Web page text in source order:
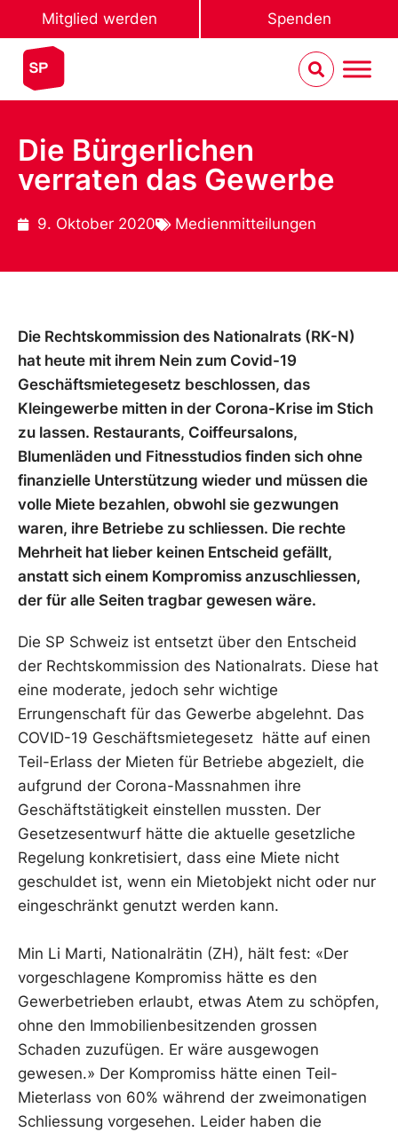
Mitglied werden Spenden
Die Bürgerlichen
verraten das Gewerbe
9. Oktober 2020 Medienmitteilungen
Die Rechtskommission des Nationalrats (RK-N)
hat heute mit ihrem Nein zum Covid-19
Geschäftsmietegesetz beschlossen, das
Kleingewerbe mitten in der Corona-Krise im Stich
zu lassen. Restaurants, Coiffeursalons,
Blumenläden und Fitnesstudios finden sich ohne
finanzielle Unterstützung wieder und müssen die
volle Miete bezahlen, obwohl sie gezwungen
waren, ihre Betriebe zu schliessen. Die rechte
Mehrheit hat lieber keinen Entscheid gefällt,
anstatt sich einem Kompromiss anzuschliessen,
der für alle Seiten tragbar gewesen wäre.
Die SP Schweiz ist entsetzt über den Entscheid
der Rechtskommission des Nationalrats. Diese hat
eine moderate, jedoch sehr wichtige
Errungenschaft für das Gewerbe abgelehnt. Das
COVID-19 Geschäftsmietegesetz hätte auf einen
Teil-Erlass der Mieten für Betriebe abgezielt, die
aufgrund der Corona-Massnahmen ihre
Geschäftstätigkeit einstellen mussten. Der
Gesetzesentwurf hätte die aktuelle gesetzliche
Regelung konkretisiert, dass eine Miete nicht
geschuldet ist, wenn ein Mietobjekt nicht oder nur
eingeschränkt genutzt werden kann.
Min Li Marti, Nationalrätin (ZH), hält fest: «Der
vorgeschlagene Kompromiss hätte es den
Gewerbetrieben erlaubt, etwas Atem zu schöpfen,
ohne den Immobilienbesitzenden grossen
Schaden zuzufügen. Er wäre ausgewogen
gewesen.» Der Kompromiss hätte einen Teil-
Mieterlass von 60% während der zweimonatigen
Schliessung vorgesehen. Leider haben die